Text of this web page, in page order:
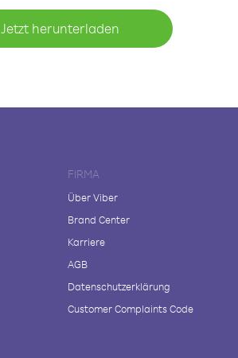
Jetzt herunterladen
FIRMA
Über Viber
Brand Center
Karriere
AGB
Datenschutzerklärung
Customer Complaints Code